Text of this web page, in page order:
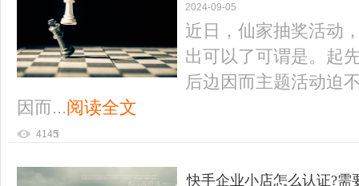
2024-09-05
近日，仙家抽奖活动
出可以了可谓是。起
后边因而主题活动迫
因而...阅读全文
4145
快手企业小店怎么认证?需